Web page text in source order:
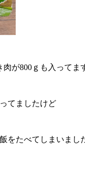
が800ｇも入ってま
てましたけど
をたべてしまいまし